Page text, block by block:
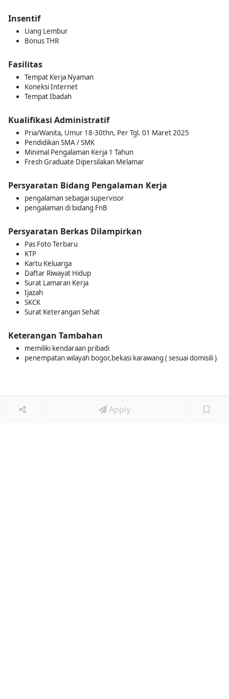
Insentif
Uang Lembur
Bonus THR
Fasilitas
Tempat Kerja Nyaman
Koneksi Internet
Tempat Ibadah
Kualifikasi Administratif
Pria/Wanita, Umur 18-30thn, Per Tgl. 01 Maret 2025
Pendidikan SMA / SMK
Minimal Pengalaman Kerja 1 Tahun
Fresh Graduate Dipersilakan Melamar
Persyaratan Bidang Pengalaman Kerja
pengalaman sebagai supervisor
pengalaman di bidang FnB
Persyaratan Berkas Dilampirkan
Pas Foto Terbaru
KTP
Kartu Keluarga
Daftar Riwayat Hidup
Surat Lamaran Kerja
Ijazah
SKCK
Surat Keterangan Sehat
Keterangan Tambahan
memiliki kendaraan pribadi
penempatan wilayah bogor,bekasi karawang ( sesuai domisili )
Apply